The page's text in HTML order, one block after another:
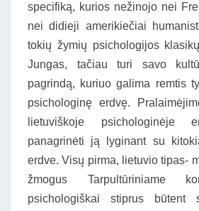
specifiką, kurios nežinojo nei
nei didieji amerikiečiai
tokių žymių psichologijos
Jungas, tačiau turi savo
pagrindą, kuriuo galima remtis
psichologinę erdvę.
lietuviškoje psichologinėje
panagrinėti ją lyginant su
erdve. Visų pirma, lietuvio tipas-
žmogus Tarpultūriniame
psichologiškai stiprus būtent